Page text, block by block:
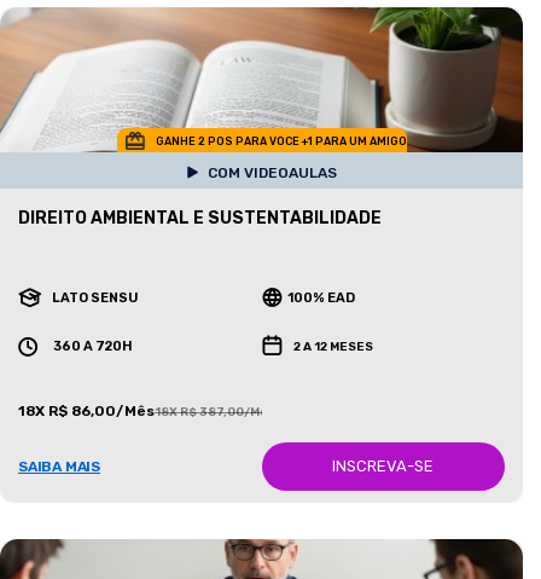
GANHE 2 POS PARA VOCE +1 PARA UM AMIGO
COM VIDEOAULAS
DIREITO AMBIENTAL E SUSTENTABILIDADE
LATO SENSU 100% EAD
360 A 720H 2 A 12 MESES
18X R$ 86,00/Mês18X R$ 387,00/Mês
SAIBA MAIS INSCREVA-SE